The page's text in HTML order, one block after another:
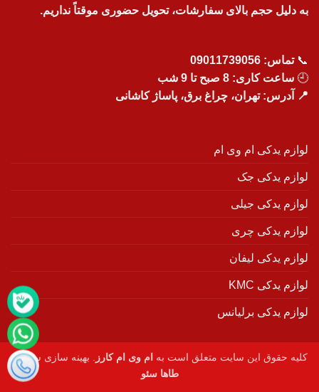
به دلیل حجم بالای سفارشات، تحویل حضوری موقتاً نداریم.
📞تماس: 09011739056
🕘 ساعت کاری: 8 صبح تا 9 شب
📍 آدرس: تهران، چراغ برق، پاساژ کاشانی
لوازم یدکی ام وی ام
لوازم یدکی جک
لوازم یدکی جیلی
لوازم یدکی چری
لوازم یدکی لیفان
لوازم یدکی KMC
لوازم یدکی برلیانس
کلیه حقوق این سایت متعلق است به ام وی ام کارز
. بهینه سازی سایت :
طاها سئو